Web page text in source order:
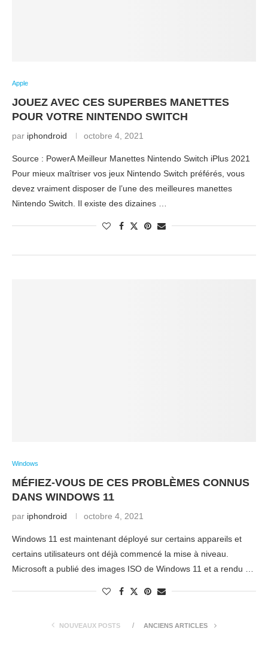
Apple
JOUEZ AVEC CES SUPERBES MANETTES
POUR VOTRE NINTENDO SWITCH
par iphondroid octobre 4, 2021
Source : PowerA Meilleur Manettes Nintendo Switch iPlus 2021
Pour mieux maîtriser vos jeux Nintendo Switch préférés, vous
devez vraiment disposer de l’une des meilleures manettes
Nintendo Switch. Il existe des dizaines …
Windows
MÉFIEZ-VOUS DE CES PROBLÈMES CONNUS
DANS WINDOWS 11
par iphondroid octobre 4, 2021
Windows 11 est maintenant déployé sur certains appareils et
certains utilisateurs ont déjà commencé la mise à niveau.
Microsoft a publié des images ISO de Windows 11 et a rendu …
NOUVEAUX POSTS ANCIENS ARTICLES